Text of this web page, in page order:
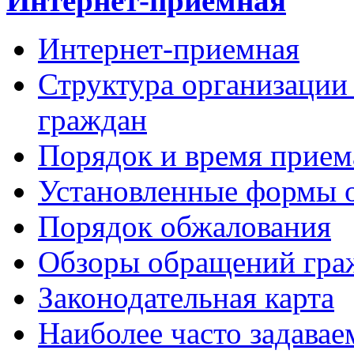
Интернет-приемная
Структура
граждан
Порядок и время
Установленные формы
Порядок обжалования
Обзоры обращений
Законодательная карта
Наиболее часто